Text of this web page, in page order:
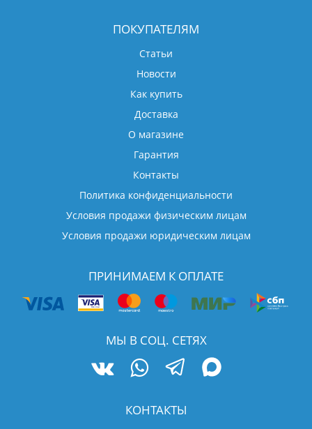
ПОКУПАТЕЛЯМ
Статьи
Новости
Как купить
Доставка
О магазине
Гарантия
Контакты
Политика конфиденциальности
Условия продажи физическим лицам
Условия продажи юридическим лицам
ПРИНИМАЕМ К ОПЛАТЕ
МЫ В СОЦ. СЕТЯХ
КОНТАКТЫ